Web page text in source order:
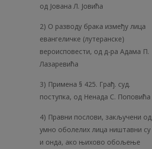
од Јована Л. Јовића
2) О разводу брака између лица
евангеличке (лутеранске)
вероисповести, од д-ра Адама П.
Лазаревића
3) Примена § 425. Грађ. суд.
поступка, од Ненада С. Поповића
4) Правни послови, закључени од
умно оболелих лица ништавни су
и онда, ако њихово обољење